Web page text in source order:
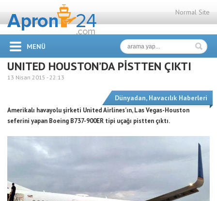
Normal Site
MENÜ
UNITED HOUSTON’DA PİSTTEN ÇIKTI
13 Nisan 2015 -22:13
Dünyadan, Havacılık Haberleri
Amerikalı havayolu şirketi United Airlines’ın, Las Vegas-Houston
seferini yapan Boeing B737-900ER tipi uçağı pistten çıktı.